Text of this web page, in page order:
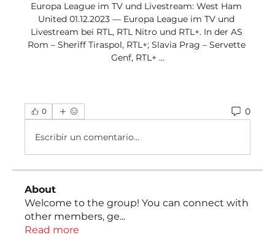
Europa League im TV und Livestream: West Ham
United 01.12.2023 — Europa League im TV und
Livestream bei RTL, RTL Nitro und RTL+. In der AS
Rom – Sheriff Tiraspol, RTL+; Slavia Prag – Servette
Genf, RTL+ ...
0 0
Escribir un comentario...
About
Welcome to the group! You can connect with
other members, ge...
Read more